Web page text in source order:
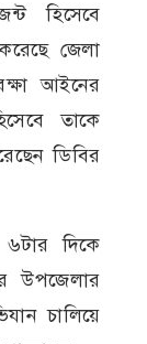
হিসেবে
জেলা
আইনের
তাকে
ডিবির
দিকে
উপজেলার
চালিয়ে